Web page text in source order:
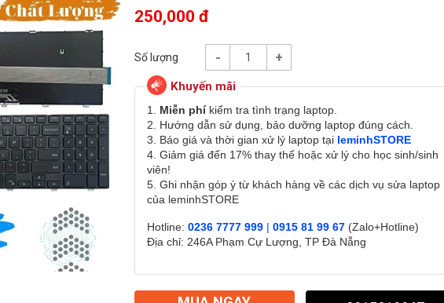
250,000 đ
Số lượng - +
1. Miễn phíkiểm tra tình trạng laptop.
2. Hướng dẫn sử dụng, bảo dưỡng laptop đúng cách.
3. Báo giá và thời gian xử lý laptop tại leminhSTORE
4. Giảm giá đến 17% thay thế hoặc xử lý cho học sinh/sinh
viên!
5. Ghi nhận góp ý từ khách hàng về các dịch vụ sửa laptop
của leminhSTORE
Hotline: 0236 7777 999 | 0915 81 99 67 (Zalo+Hotline)
Địa chỉ: 246A Phạm Cự Lượng, TP Đà Nẵng